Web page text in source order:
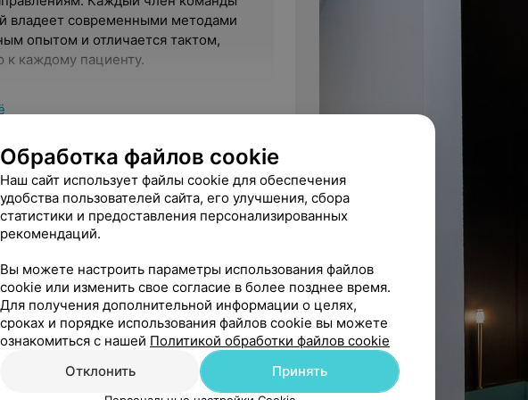
владеет современными методами
опытом и отличается тактом,
каждому пациенту.
и лечебным оборудованием,
определить проблему и
лечения, который необходим
центра «Эксана». Это
центра могут позволить
услуг:
Культуры
Все фото
Обработка файлов cookie
Наш сайт использует файлы cookie для обеспечения
удобства пользователей сайта, его улучшения, сбора
статистики и предоставления персонализированных
рекомендаций.
Вы можете настроить параметры использования файлов
cookie или изменить свое согласие в более позднее время.
Для получения дополнительной информации о целях,
сроках и порядке использования файлов cookie вы можете
ознакомиться с нашей Политикой обработки файлов cookie
Отклонить
Принять